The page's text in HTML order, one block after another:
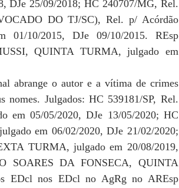
25/09/2018; HC 240707/MG, Rel.
DO TJ/SC), Rel. p/ Acórdão
10/2015, DJe 09/10/2015. REsp
QUINTA TURMA, julgado em
abrange o autor e a vítima de crimes
nomes. Julgados: HC 539181/SP, Rel.
05/05/2020, DJe 13/05/2020; HC
em 06/02/2020, DJe 21/02/2020;
TURMA, julgado em 20/08/2019,
SOARES DA FONSECA, QUINTA
EDcl nos EDcl no AgRg no AREsp